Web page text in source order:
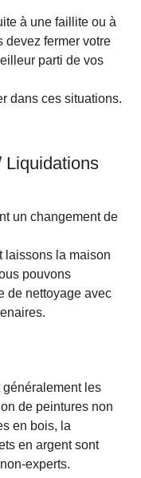
à une faillite ou à
devez fermer votre
parti de vos
dans ces situations.
Liquidations
un changement de
laissons la maison
pouvons
de nettoyage avec
les
de peintures non
en bois, la
en argent sont
experts.